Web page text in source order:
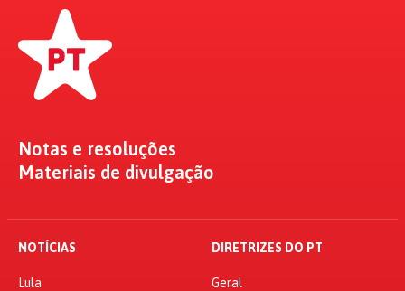
Notas e resoluções
Materiais de divulgação
NOTÍCIAS
Lula
DIRETRIZES DO PT
Geral